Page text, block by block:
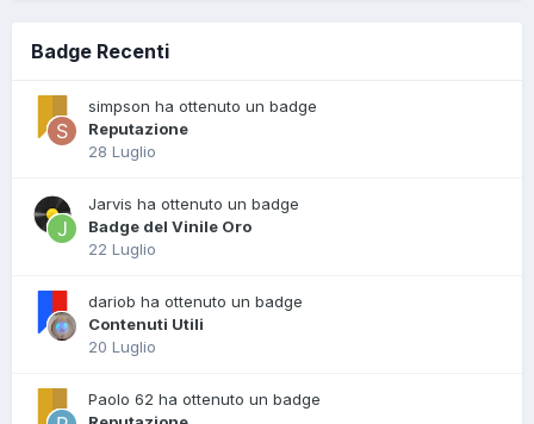
Badge Recenti
simpson ha ottenuto un badge
Reputazione
28 Luglio
Jarvis ha ottenuto un badge
Badge del Vinile Oro
22 Luglio
dariob ha ottenuto un badge
Contenuti Utili
20 Luglio
Paolo 62 ha ottenuto un badge